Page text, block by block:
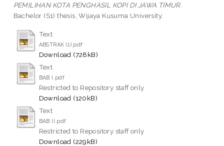
PEMILIHAN KOTA PENGHASIL KOPI DI JAWA TIMUR.
Bachelor (S1) thesis, Wijaya Kusuma University.
Text
ABSTRAK (1).pdf
Download (728kB)
Text
BAB I.pdf
Restricted to Repository staff only
Download (120kB)
Text
BAB II.pdf
Restricted to Repository staff only
Download (229kB)